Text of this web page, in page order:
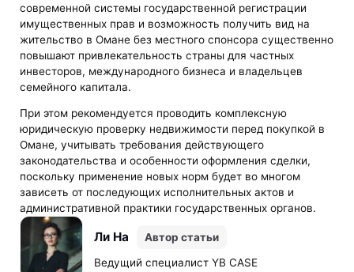
современной системы государственной регистрации
имущественных прав и возможность получить вид на
жительство в Омане без местного спонсора существенно
повышают привлекательность страны для частных
инвесторов, международного бизнеса и владельцев
семейного капитала.
При этом рекомендуется проводить комплексную
юридическую проверку недвижимости перед покупкой в
Омане, учитывать требования действующего
законодательства и особенности оформления сделки,
поскольку применение новых норм будет во многом
зависеть от последующих исполнительных актов и
административной практики государственных органов.
Ли На
Автор статьи
Ведущий специалист YB CASE